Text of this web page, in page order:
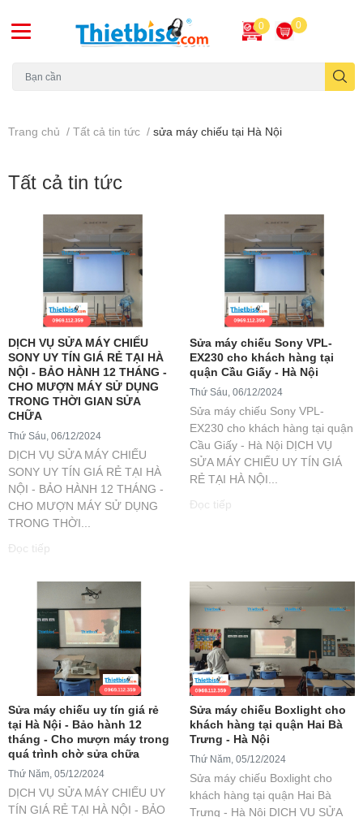
0 0
Trang chủ / Tất cả tin tức / sửa máy chiếu tại Hà Nội
Tất cả tin tức
DỊCH VỤ SỬA MÁY CHIẾU
SONY UY TÍN GIÁ RẺ TẠI HÀ
NỘI - BẢO HÀNH 12 THÁNG -
CHO MƯỢN MÁY SỬ DỤNG
TRONG THỜI GIAN SỬA
CHỮA
Thứ Sáu, 06/12/2024
DỊCH VỤ SỬA MÁY CHIẾU
SONY UY TÍN GIÁ RẺ TẠI HÀ
NỘI - BẢO HÀNH 12 THÁNG -
CHO MƯỢN MÁY SỬ DỤNG
TRONG THỜI...
Đọc tiếp
Sửa máy chiếu Sony VPL-
EX230 cho khách hàng tại
quận Cầu Giấy - Hà Nội
Thứ Sáu, 06/12/2024
Sửa máy chiếu Sony VPL-
EX230 cho khách hàng tại quận
Cầu Giấy - Hà Nội DỊCH VỤ
SỬA MÁY CHIẾU UY TÍN GIÁ
RẺ TẠI HÀ NỘI...
Đọc tiếp
Sửa máy chiếu uy tín giá rẻ
tại Hà Nội - Bảo hành 12
tháng - Cho mượn máy trong
quá trình chờ sửa chữa
Thứ Năm, 05/12/2024
DỊCH VỤ SỬA MÁY CHIẾU UY
TÍN GIÁ RẺ TẠI HÀ NỘI - BẢO
Sửa máy chiếu Boxlight cho
khách hàng tại quận Hai Bà
Trưng - Hà Nội
Thứ Năm, 05/12/2024
Sửa máy chiếu Boxlight cho
khách hàng tại quận Hai Bà
Trưng - Hà Nội DỊCH VỤ SỬA